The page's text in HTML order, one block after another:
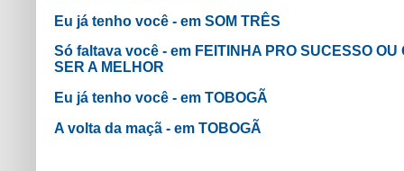
Eu já tenho você - em SOM TRÊS
Só faltava você - em FEITINHA PRO SUCESSO OU
SER A MELHOR
Eu já tenho você - em TOBOGÃ
A volta da maçã - em TOBOGÃ